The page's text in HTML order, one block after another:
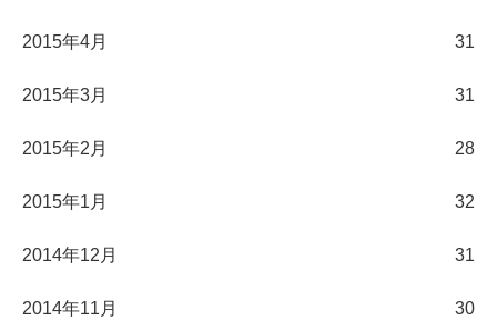
2015年4月 31
2015年3月 31
2015年2月 28
2015年1月 32
2014年12月 31
2014年11月 30